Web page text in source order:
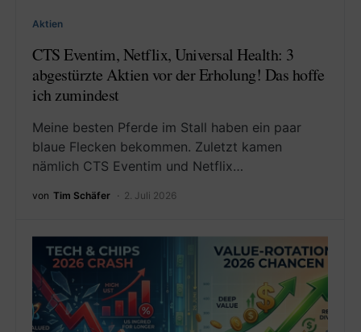
Aktien
CTS Eventim, Netflix, Universal Health: 3
abgestürzte Aktien vor der Erholung! Das hoffe
ich zumindest
Meine besten Pferde im Stall haben ein paar
blaue Flecken bekommen. Zuletzt kamen
nämlich CTS Eventim und Netflix…
von Tim Schäfer 2. Juli 2026